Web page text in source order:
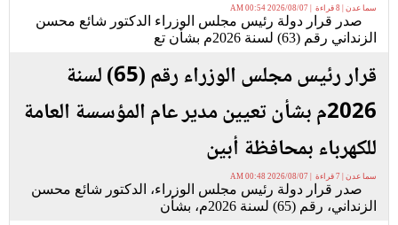
سما عدن | 8 قراءة | 2026/08/07 00:54 AM
صدر قرار دولة رئيس مجلس الوزراء الدكتور شائع محسن
الزنداني رقم (63) لسنة 2026م بشأن تع
قرار رئيس مجلس الوزراء رقم (65) لسنة
2026م بشأن تعيين مدير عام المؤسسة العامة
للكهرباء بمحافظة أبين
سما عدن | 7 قراءة | 2026/08/07 00:48 AM
صدر قرار دولة رئيس مجلس الوزراء، الدكتور شائع محسن
الزنداني، رقم (65) لسنة 2026م، بشأن